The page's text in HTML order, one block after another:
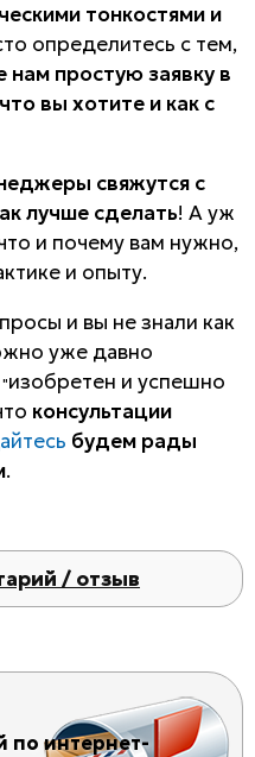
тонкостями и
определитесь с тем,
нам простую заявку в
вы хотите и как с
свяжутся с
лучше сделать! А уж
и почему вам нужно,
и опыту.
и вы не знали как
уже давно
"изобретен и успешно
консультации
будем рады
.
/ отзыв
по интернет-